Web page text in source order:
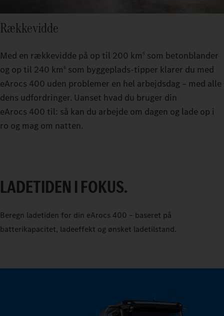
Rækkevidde
Med en rækkevidde på op til 200 km 5 som betonblander
og op til 240 km 6 som byggeplads-tipper klarer du med
eArocs 400 uden problemer en hel arbejdsdag – med alle
dens udfordringer. Uanset hvad du bruger din
eArocs 400 til: så kan du arbejde om dagen og lade op i
ro og mag om natten.
LADETIDEN I FOKUS.
Beregn ladetiden for din eArocs 400 – baseret på
batterikapacitet, ladeeffekt og ønsket ladetilstand.
0
1
2